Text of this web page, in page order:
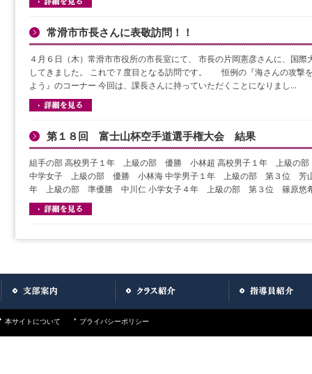
常滑市市長さんに表敬訪問！！
４月６日（木）常滑市市役所の市長室にて、 市長の片岡憲彦さんに、国際
してきました。 これで７度目となる訪問です。 恒例の『海さんの攻撃
よう』のコーナー 今回は、課長さんに持っていただくことになりまし…
第１８回 富士山杯空手道選手権大会 結果
組手の部 高校男子１年 上級の部 優勝 小林超 高校男子１年 上級の
中学女子 上級の部 優勝 小林海 中学男子１年 上級の部 第３位 芳山
年 上級の部 準優勝 中川仁 小学女子４年 上級の部 第３位 篠原悠
本サイトについて プライバシーポリシー